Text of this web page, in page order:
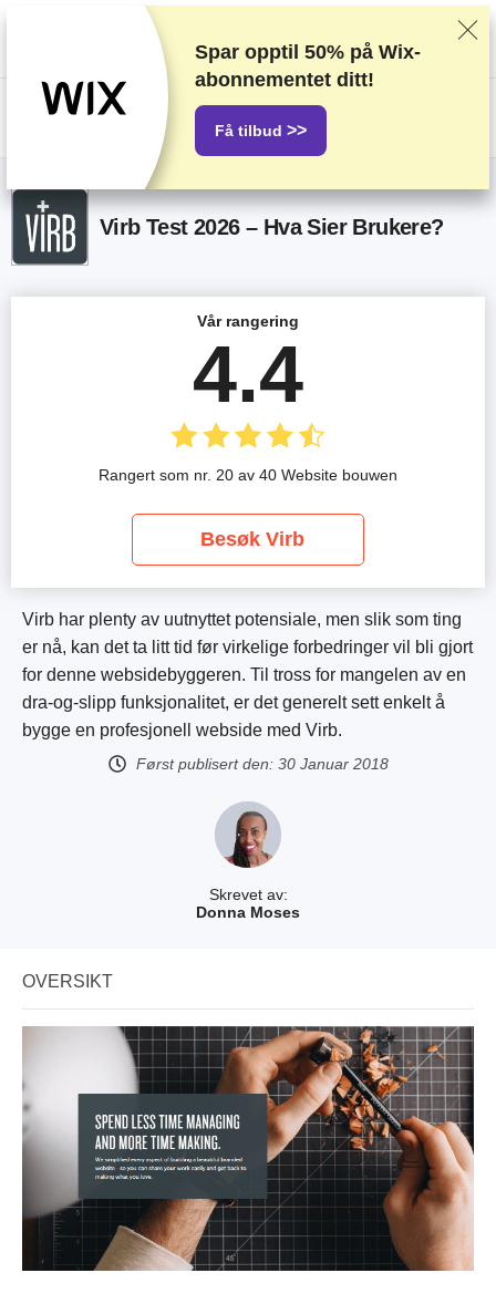
Vi vurderer leverandører basert på omfattende testing og undersøkelser,
men vi tar også hensyn til tilbakemeldinger fra leserne våre og
kommersielle avtaler med leverandører. Denne siden inneholder
Annonseerklæringen
Virb Test 2026 – Hva Sier Brukere?
Skrevet av:
Donna Moses
Virb har plenty av uutnyttet potensiale, men slik som ting
er nå, kan det ta litt tid før virkelige forbedringer vil bli gjort
for denne websidebyggeren. Til tross for mangelen av en
dra-og-slipp funksjonalitet, er det generelt sett enkelt å
bygge en profesjonell webside med Virb.
Først publisert den: 30 Januar 2018
Vår rangering
4.4
Rangert som nr. 20 av 40 Website bouwen
Besøk Virb
OVERSIKT
Spar opptil 50% på Wix-
abonnementet ditt!
Få tilbud >>